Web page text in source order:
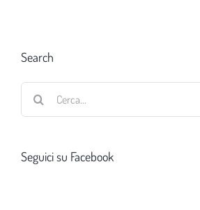
Search
Seguici su Facebook